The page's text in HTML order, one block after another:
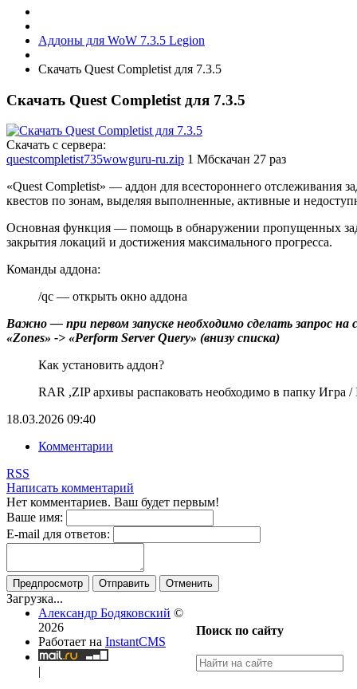
Аддоны для WoW 7.3.5 Legion
Скачать Quest Completist для 7.3.5
Скачать Quest Completist для 7.3.5
Скачать с сервера:
questcompletist735wowguru-ru.zip 1 Мбскачан 27 раз
«Quest Completist» — аддон для всестороннего отслеживания
квестов по зонам, выделяя выполненные, активные и
Основная функция — помощь в обнаружении пропущенных
закрытия локаций и достижения максимального прогресса.
Команды аддона:
/qc — открыть окно аддона
Важно — при первом запуске необходимо сделать запрос на
«Zones» -> «Perform Server Query» (внизу списка)
Как установить аддон?
RAR ,ZIP архивы распаковать необходимо в папку Игра /
18.03.2026 09:40
Комментарии
RSS
Написать комментарий
Нет комментариев. Ваш будет первым!
Ваше имя:
E-mail для ответов:
Предпросмотр Отправить Отменить
Загрузка...
Поиск по сайту
Александр Бодяковский ©
2026
Работает на InstantCMS
|